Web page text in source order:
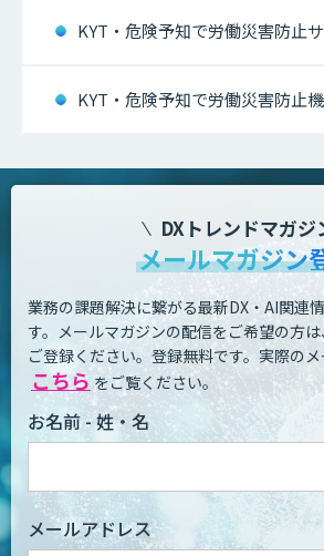
KYT・危険予知で労働災害防止
KYT・危険予知で労働災害防止
DXトレンドマガジ
メールマガジン
業務の課題解決に繋がる最新DX・AI関連
す。 メールマガジンの配信をご希望の方
ご登録ください。登録無料です。 実際の
こちら をご覧ください。
お名前 - 姓・名
メールアドレス